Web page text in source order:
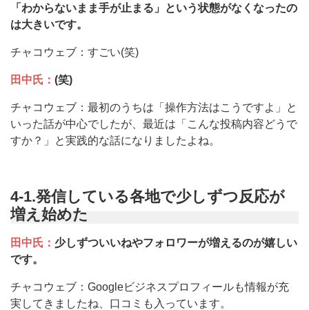
「わからないまま手が止まる」という状態がなくなったの
は大きいです。
チャコウェブ：すごい(笑)
田中氏： (笑)
チャコウェブ：最初のうちは「操作方法はこうですよ」と
いった話が中心でしたが、最近は「こんな投稿内容どうで
すか？」と実践的な話になりましたよね。
4-1.発信している各地で少しずつ反応が
増え始めた
田中氏： 少しずついいねやフォロワーが増えるのが嬉しい
です。
チャコウェブ：Googleビジネスプロフィールも情報が充
実してきましたね、口コミも入っています。